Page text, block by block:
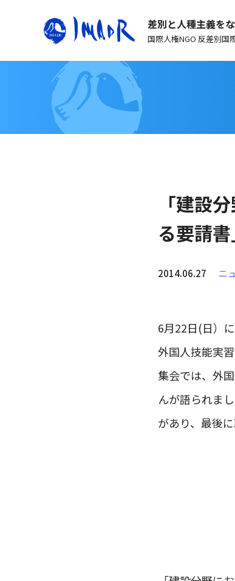
差別と人種主義を
国際人権NGO 反差別国
「建設
る要請
2014.06.27 ニ
6月22日(日）
外国人技能実
集会では、外
んが語られま
があり、最後